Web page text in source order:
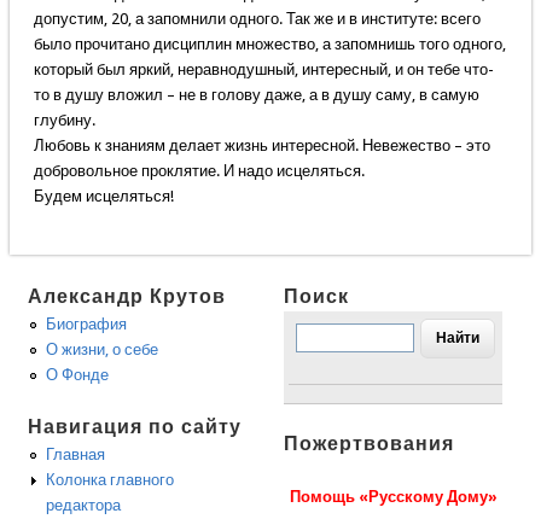
допустим, 20, а запомнили одного. Так же и в институте: всего
было прочитано дисциплин множество, а запомнишь того одного,
который был яркий, неравнодушный, интересный, и он тебе что-
то в душу вложил – не в голову даже, а в душу саму, в самую
глубину.
Любовь к знаниям делает жизнь интересной. Невежество – это
добровольное проклятие. И надо исцеляться.
Будем исцеляться!
Александр Крутов
Биография
О жизни, о себе
О Фонде
Навигация по сайту
Главная
Колонка главного
редактора
Поиск
Пожертвования
Помощь «Русскому Дому»